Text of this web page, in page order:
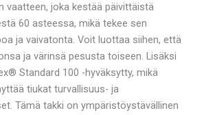
vaatteen, joka kestää päivittäistä
60 asteessa, mikä tekee sen
ja vaivatonta. Voit luottaa siihen, että
ja värinsä pesusta toiseen. Lisäksi
Standard 100 -hyväksytty, mikä
tiukat turvallisuus- ja
Tämä takki on ympäristöystävällinen